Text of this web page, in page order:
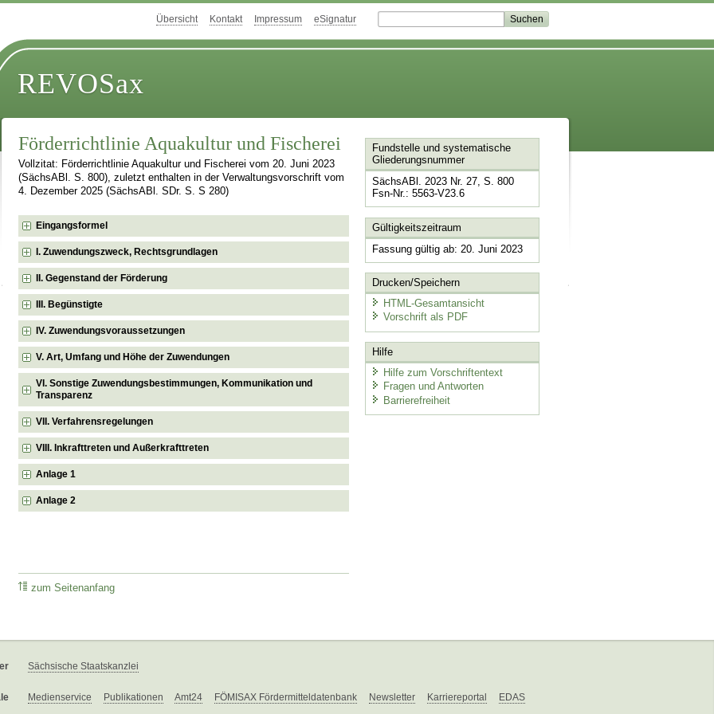
Übersicht Kontakt Impressum eSignatur
REVOSax
Förderrichtlinie Aquakultur und Fischerei
Vollzitat: Förderrichtlinie Aquakultur und Fischerei vom 20. Juni 2023
(SächsABl. S. 800), zuletzt enthalten in der Verwaltungsvorschrift vom
4. Dezember 2025 (SächsABl. SDr. S. S 280)
Eingangsformel
I. Zuwendungszweck, Rechtsgrundlagen
II. Gegenstand der Förderung
III. Begünstigte
IV. Zuwendungsvoraussetzungen
V. Art, Umfang und Höhe der Zuwendungen
VI. Sonstige Zuwendungsbestimmungen, Kommunikation und
Transparenz
VII. Verfahrensregelungen
VIII. Inkrafttreten und Außerkrafttreten
Anlage 1
Anlage 2
zum Seitenanfang
Fundstelle und systematische
Gliederungsnummer
SächsABl. 2023 Nr. 27, S. 800
Fsn-Nr.: 5563-V23.6
Gültigkeitszeitraum
Fassung gültig ab: 20. Juni 2023
Drucken/Speichern
HTML-Gesamtansicht
Vorschrift als PDF
Hilfe
Hilfe zum Vorschriftentext
Fragen und Antworten
Barrierefreiheit
Sächsische Staatskanzlei
Medienservice Publikationen Amt24 FÖMISAX Fördermitteldatenbank Newsletter Karriereportal EDAS